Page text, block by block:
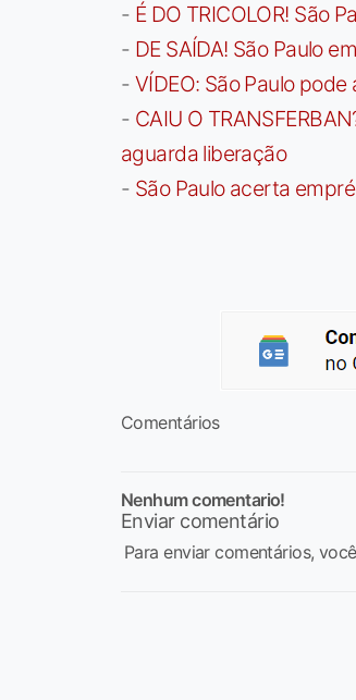
- É DO TRICOLOR! São
- DE SAÍDA! São Paulo
- VÍDEO: São Paulo
- CAIU O
aguarda liberação
- São Paulo acerta
Comentários
Nenhum comentario!
Enviar comentário
Para enviar comentários,